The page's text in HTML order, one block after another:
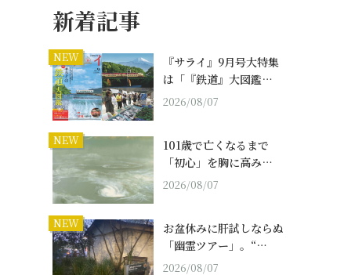
新着記事
NEW
『サライ』9月号大特集
は「『鉄道』大図鑑…
2026/08/07
NEW
101歳で亡くなるまで
「初心」を胸に高み…
2026/08/07
NEW
お盆休みに肝試しならぬ
「幽霊ツアー」。“…
2026/08/07